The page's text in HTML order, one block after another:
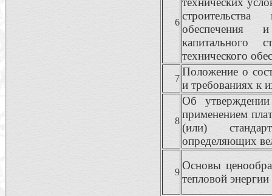
6
обеспечения
капитального
технического
7
Положение о
и требованиях к
8
Об
применением
(или)
определяющих
9
Основы
тепловой